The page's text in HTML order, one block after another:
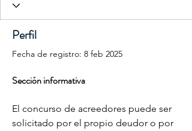
Perfil
Fecha de registro: 8 feb 2025
Sección informativa
El concurso de acreedores puede ser
solicitado por el propio deudor o por